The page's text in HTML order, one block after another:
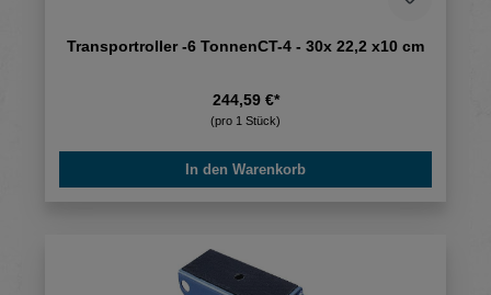
Transportroller -6 TonnenCT-4 - 30x 22,2 x10 cm
244,59 €*
(pro 1 Stück)
In den Warenkorb